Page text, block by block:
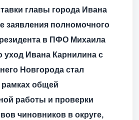
главы города Ивана
заявления полномочного
в ПФО Михаила
уход Ивана Карнилина с
Новгорода стал
общей
работы и проверки
чиновников в округе,